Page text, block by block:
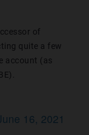
of
quite a few
account (as
16, 2021